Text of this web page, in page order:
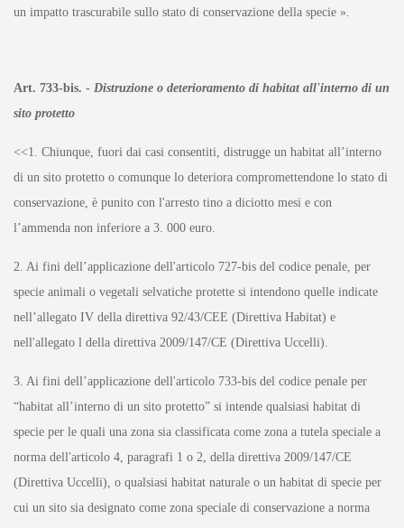
un impatto trascurabile sullo stato di conservazione della specie ».
Art. 733-bis. - Distruzione o deterioramento di habitat all'interno di un
sito protetto
<<1. Chiunque, fuori dai casi consentiti, distrugge un habitat all’interno
di un sito protetto o comunque lo deteriora compromettendone lo stato di
conservazione, è punito con l'arresto tino a diciotto mesi e con
l’ammenda non inferiore a 3. 000 euro.
2. Ai fini dell’applicazione dell'articolo 727-bis del codice penale, per
specie animali o vegetali selvatiche protette si intendono quelle indicate
nell’allegato IV della direttiva 92/43/CEE (Direttiva Habitat) e
nell'allegato l della direttiva 2009/147/CE (Direttiva Uccelli).
3. Ai fini dell’applicazione dell'articolo 733-bis del codice penale per
“habitat all’interno di un sito protetto” si intende qualsiasi habitat di
specie per le quali una zona sia classificata come zona a tutela speciale a
norma dell'articolo 4, paragrafi 1 o 2, della direttiva 2009/147/CE
(Direttiva Uccelli), o qualsiasi habitat naturale o un habitat di specie per
cui un sito sia designato come zona speciale di conservazione a norma